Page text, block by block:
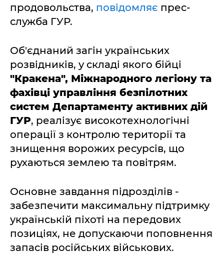
продовольства, повідомляє прес-
служба ГУР.
Об'єднаний загін українських
розвідників, у складі якого бійці
"Кракена", Міжнародного легіону та
фахівці управління безпілотних
систем Департаменту активних дій
ГУР, реалізує високотехнологічні
операції з контролю території та
знищення ворожих ресурсів, що
рухаються землею та повітрям.
Основне завдання підрозділів -
забезпечити максимальну підтримку
українській піхоті на передових
позиціях, не допускаючи поповнення
запасів російських військових.